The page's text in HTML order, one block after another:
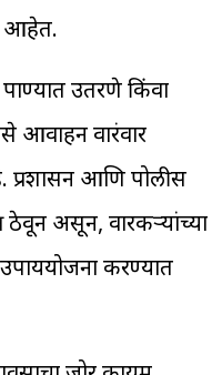
आहेत.
पाण्यात उतरणे किंवा
आवाहन वारंवार
प्रशासन आणि पोलीस
ठेवून असून, वारकऱ्यांच्या
करण्यात